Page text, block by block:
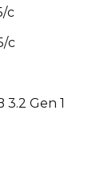
с
с
Gen 1